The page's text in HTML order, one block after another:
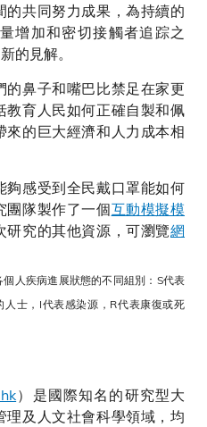
共同努力成果，為持續的
增加和密切接觸者追踪之
的見解。
鼻子和嘴巴比禁足在家更
育人民如何正確自製和佩
的巨大經濟和人力成本相
感受到全民戴口罩能如何
團隊製作了一個互動模擬模
研究的其他資源，可瀏覽網
人疾病進展狀態的不同組別：S代表
士，I代表感染源，R代表康復或死
）是國際知名的研究型大
及人文社會科學領域，均